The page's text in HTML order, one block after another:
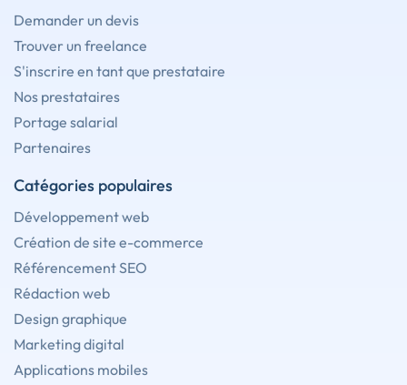
Demander un devis
Trouver un freelance
S'inscrire en tant que prestataire
Nos prestataires
Portage salarial
Partenaires
Catégories populaires
Développement web
Création de site e-commerce
Référencement SEO
Rédaction web
Design graphique
Marketing digital
Applications mobiles